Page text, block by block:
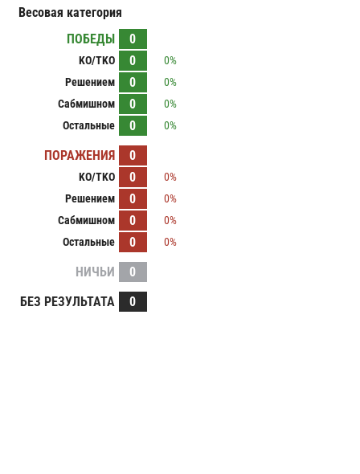
Весовая категория
ПОБЕДЫ
0
KO/TKO 0
0%
Решением
0
0%
Сабмишном
0
0%
Остальные
0 0%
ПОРАЖЕНИЯ 0
KO/TKO 0
0%
Решением
0
0%
Сабмишном
0
0%
Остальные
0 0%
НИЧЬИ
0
БЕЗ РЕЗУЛЬТАТА
0